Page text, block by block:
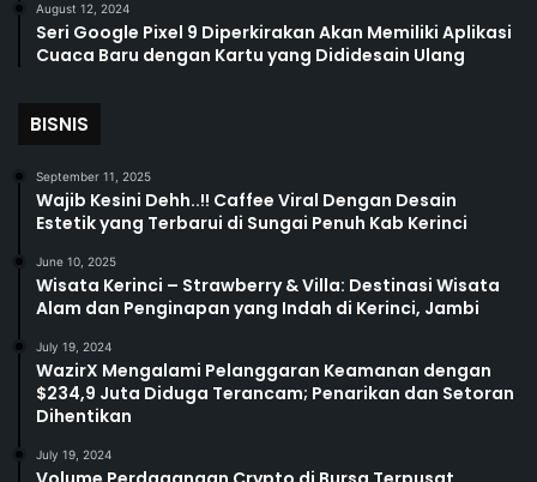
August 12, 2024
Seri Google Pixel 9 Diperkirakan Akan Memiliki Aplikasi
Cuaca Baru dengan Kartu yang Dididesain Ulang
BISNIS
September 11, 2025
Wajib Kesini Dehh..!! Caffee Viral Dengan Desain
Estetik yang Terbarui di Sungai Penuh Kab Kerinci
June 10, 2025
Wisata Kerinci – Strawberry & Villa: Destinasi Wisata
Alam dan Penginapan yang Indah di Kerinci, Jambi
July 19, 2024
WazirX Mengalami Pelanggaran Keamanan dengan
$234,9 Juta Diduga Terancam; Penarikan dan Setoran
Dihentikan
July 19, 2024